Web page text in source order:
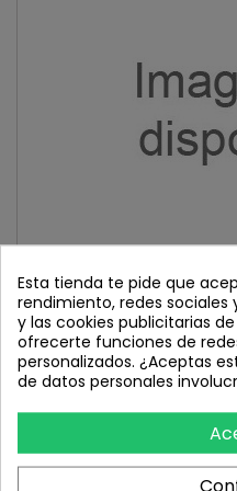
MMR GRIP 10


Esta tienda te pide que
rendimiento, redes sociales
y las cookies publicitarias
ofrecerte funciones de
personalizados. ¿Aceptas
de datos personales